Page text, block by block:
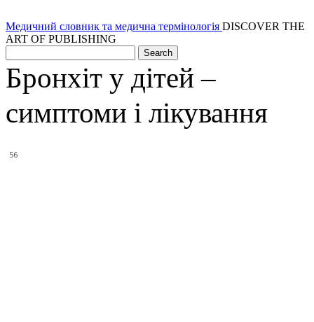
Медичний словник та медична термінологія DISCOVER THE
ART OF PUBLISHING
Бронхіт у дітей –
симптоми і лікування
56